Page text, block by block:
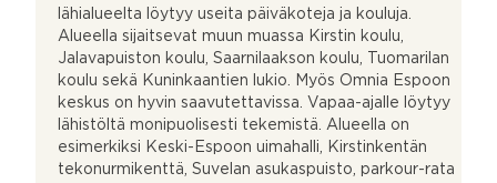
lähialueelta löytyy useita päiväkoteja ja kouluja.
Alueella sijaitsevat muun muassa Kirstin koulu,
Jalavapuiston koulu, Saarnilaakson koulu, Tuomarilan
koulu sekä Kuninkaantien lukio. Myös Omnia Espoon
keskus on hyvin saavutettavissa. Vapaa-ajalle löytyy
lähistöltä monipuolisesti tekemistä. Alueella on
esimerkiksi Keski-Espoon uimahalli, Kirstinkentän
tekonurmikenttä, Suvelan asukaspuisto, parkour-rata